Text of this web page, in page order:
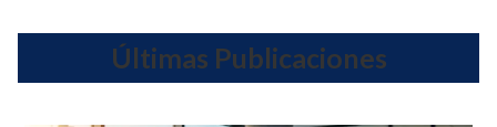
Últimas Publicaciones